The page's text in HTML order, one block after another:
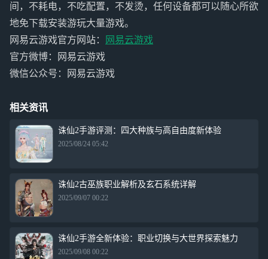
间，不耗电，不吃配置，不发烫，任何设备都可以随心所欲
地免下载安装游玩大量游戏。
网易云游戏官方网站：
网易云游戏
官方微博：网易云游戏
微信公众号：网易云游戏
相关资讯
诛仙2手游评测：四大种族与高自由度新体验
2025/08/24 05:42
诛仙2古巫族职业解析及玄石系统详解
2025/09/07 00:22
诛仙2手游全新体验：职业切换与大世界探索魅力
2025/09/08 00:22